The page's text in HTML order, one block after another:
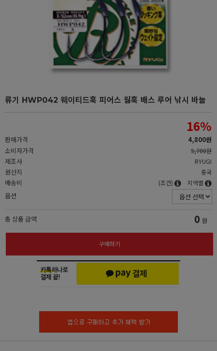
류기 HWP042 웨이티드훅 피어스 웜훅 배스 루어 낚시 바늘
판매가격
16%
4,800원
소비자가격
5,700원
제조사 RYUGI
원산지 중국
배송비 (조건) 지역별
옵션
총 상품 금액 0 원
구매하기